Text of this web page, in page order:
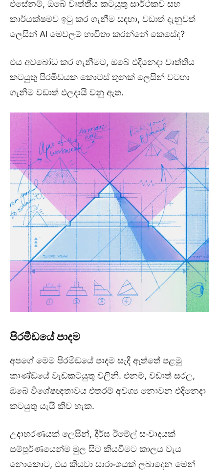
එසේනම්, ඔබේ වෘත්තීය කටයුතු සාර්ථකව සහ
කාර්යක්ෂමව ඉටු කර ගැනීම සඳහා, වඩාත් දැනුවත්
ලෙසින් Al මෙවලම් භාවිතා කරන්නේ කෙසේද?
එය අවබෝධ කර ගැනීමට, ඔබේ එදිනෙදා වෘත්තිය
කටයුතු පිරමීඩයක කොටස් තුනක් ලෙසින් වටහා
ගැනීම වඩාත් ඵලදායි වනු ඇත.
පිරමීඩයේ පාදම
අපගේ මෙම පිරමීඩයේ පාදම සැදී ඇත්තේ පළමු
කාණ්ඩයේ වැඩකටයුතු වලිනි. එනම්, වඩාත් සරල,
ඔබේ විශේෂඥතාවය එතරම් අවශ්‍ය නොවන එදිනෙදා
කටයුතු යැයි කිව හැක.
උදාහරණයක් ලෙසින්, දීර්ඝ ඊමේල් සංවාදයක්
සම්පූර්ණයෙන්ම මුල සිට කියවීමට කාලය වැය
නොකොට, එය කියවා සාරාංශයක් ලබාදෙන මෙන්